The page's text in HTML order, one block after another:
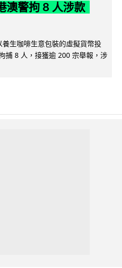
澳警拘 8 人涉款
生咖啡生意包裝的虛擬貨幣投
捕 8 人，接獲逾 200 宗舉報，涉